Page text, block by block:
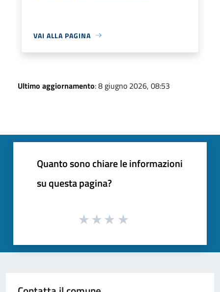
VAI ALLA PAGINA
Ultimo aggiornamento: 8 giugno 2026, 08:53
Quanto sono chiare le informazioni
su questa pagina?